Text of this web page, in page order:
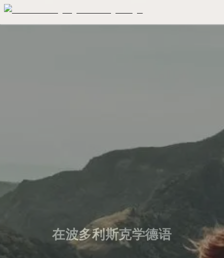
在波多利斯克学德语